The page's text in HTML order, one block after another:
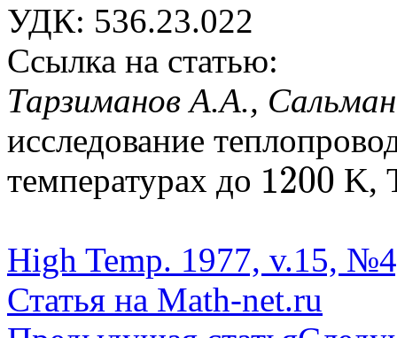
УДК: 536.23.022
Ссылка на статью:
Тарзиманов А.А.,
исследование
температурах до 1200
1200 K,
High Temp. 1977, v.15,
Статья на Math-net.ru